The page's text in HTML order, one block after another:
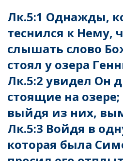
Лк.5:1 Однажды,
теснился к Нему,
слышать слово
стоял у озера
Лк.5:2 увидел Он
стоящие на
выйдя из них,
Лк.5:3 Войдя в
которая была